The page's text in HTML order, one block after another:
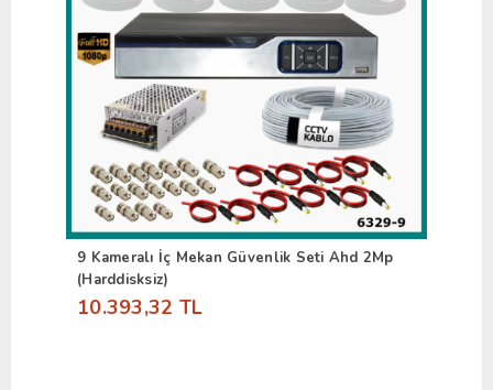
9 Kameralı İç Mekan Güvenlik Seti Ahd 2Mp
(Harddisksiz)
10.393,32 TL